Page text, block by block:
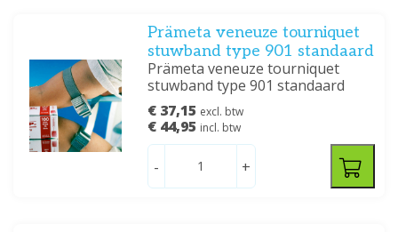
Prämeta veneuze tourniquet
stuwband type 901 standaard
Prämeta veneuze tourniquet
stuwband type 901 standaard
€ 37,15 excl. btw
€ 44,95 incl. btw
- +